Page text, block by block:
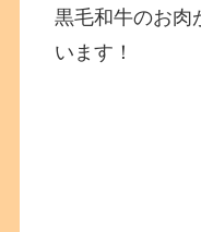
黒毛和牛のお肉
います！